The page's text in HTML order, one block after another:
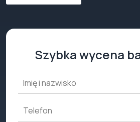
Szybka wycena